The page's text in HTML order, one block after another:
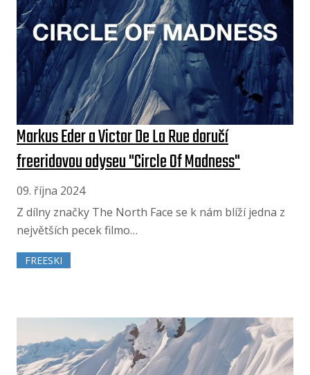
Markus Eder a Victor De La Rue doručí
freeridovou odyseu "Circle Of Madness"
09. října 2024
Z dílny značky The North Face se k nám blíží jedna z
největších pecek filmo…
FREESKI